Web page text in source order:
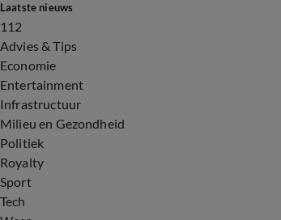
Laatste nieuws
112
Advies & Tips
Economie
Entertainment
Infrastructuur
Milieu en Gezondheid
Politiek
Royalty
Sport
Tech